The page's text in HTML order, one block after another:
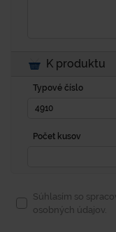
K produktu
Typové číslo
Počet kusov
Súhlasím so
osobných údajov.